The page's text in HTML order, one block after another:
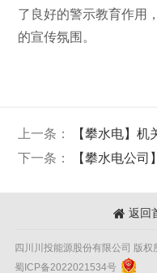
了良好的警示教育作用
的宣传氛围。
上一条：
【攀水电】机关一
下一条：
【攀水电公司】攀
 返回
四川川投能源股份有限公司 版
蜀ICP备2022021534号